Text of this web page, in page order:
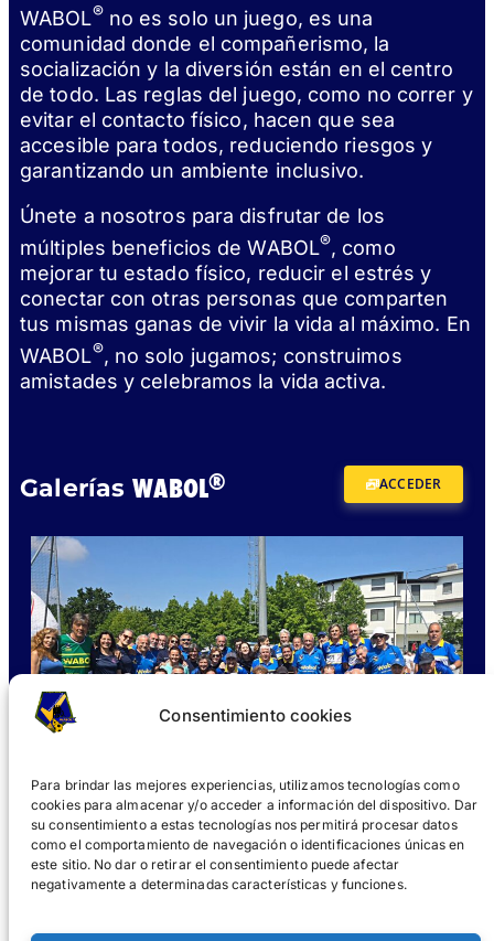
Consentimiento cookies
Para brindar las mejores experiencias, utilizamos tecnologías como
cookies para almacenar y/o acceder a información del dispositivo. Dar
su consentimiento a estas tecnologías nos permitirá procesar datos
como el comportamiento de navegación o identificaciones únicas en
este sitio. No dar o retirar el consentimiento puede afectar
negativamente a determinadas características y funciones.
WABOL®no es solo un juego, es una
comunidad donde el compañerismo, la
socialización y la diversión están en el centro
de todo. Las reglas del juego, como no correr y
evitar el contacto físico, hacen que sea
accesible para todos, reduciendo riesgos y
garantizando un ambiente inclusivo.
Únete a nosotros para disfrutar de los
múltiples beneficios de WABOL®, como
mejorar tu estado físico, reducir el estrés y
conectar con otras personas que comparten
tus mismas ganas de vivir la vida al máximo. En
WABOL®, no solo jugamos; construimos
amistades y celebramos la vida activa.
GaleríasWABOL® ACCEDER